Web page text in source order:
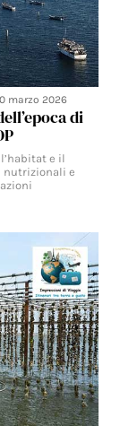
marzo 2026
di
e il
nutrizionali e